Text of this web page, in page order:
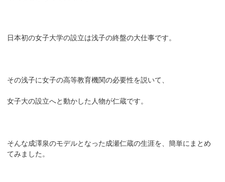
日本初の女子大学の設立は浅子の終盤の大仕事です。
その浅子に女子の高等教育機関の必要性を説いて、
女子大の設立へと動かした人物が仁蔵です。
そんな成澤泉のモデルとなった成瀬仁蔵の生涯を、簡単にまとめ
てみました。